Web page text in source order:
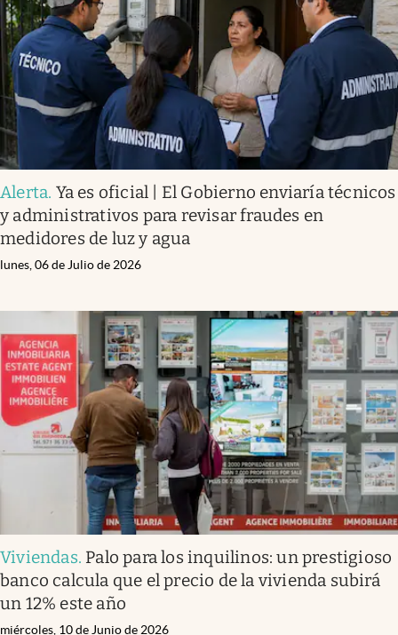
Alerta. Ya es oficial | El Gobierno enviaría técnicos
y administrativos para revisar fraudes en
medidores de luz y agua
lunes, 06 de Julio de 2026
Viviendas. Palo para los inquilinos: un prestigioso
banco calcula que el precio de la vivienda subirá
un 12% este año
miércoles, 10 de Junio de 2026